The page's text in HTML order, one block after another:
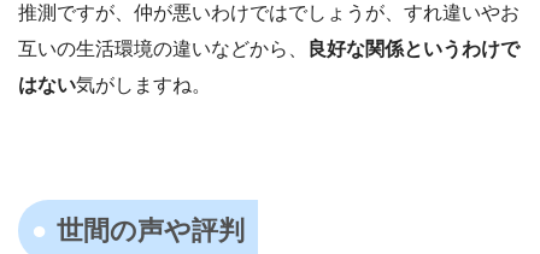
推測ですが、仲が悪いわけではでしょうが、すれ違いやお
互いの生活環境の違いなどから、
良好な関係というわけで
はない気がしますね。
世間の声や評判